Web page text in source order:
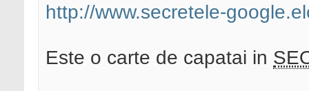
http://www.secretele-
Este o carte de capatai in